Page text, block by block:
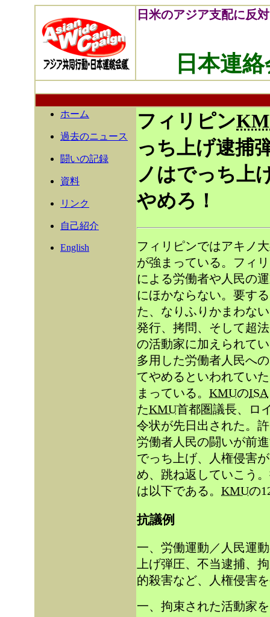
日米のアジア支配に反
日本連
ホーム
過去のニュース
闘いの記録
資料
リンク
自己紹介
English
フィリピン
っち上げ逮捕
ノはでっち上
やめろ！
フィリピンではアキノ
が強まっている。フィ
による労働者や人民の
にほかならない。要す
た、なりふりかまわな
発行、拷問、そして超
の活動家に加えられて
多用した労働者人民へ
てやめるといわれてい
まっている。 KMUのISA
たKMU首都圏議長、ロ
令状が先日出された。
労働者人民の闘いが前
でっち上げ、人権侵害
め、跳ね返していこう
は以下である。 KMUの
抗議例
一、労働運動／人民運
上げ弾圧、不当逮捕、
的殺害など、人権侵害
一、拘束された活動家